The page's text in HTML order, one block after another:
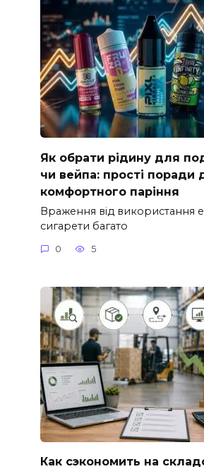
Як обрати рідину для
чи вейпа: прості поради
комфортного паріння
Враження від використання
сигарети багато
0 5
Как сэкономить на